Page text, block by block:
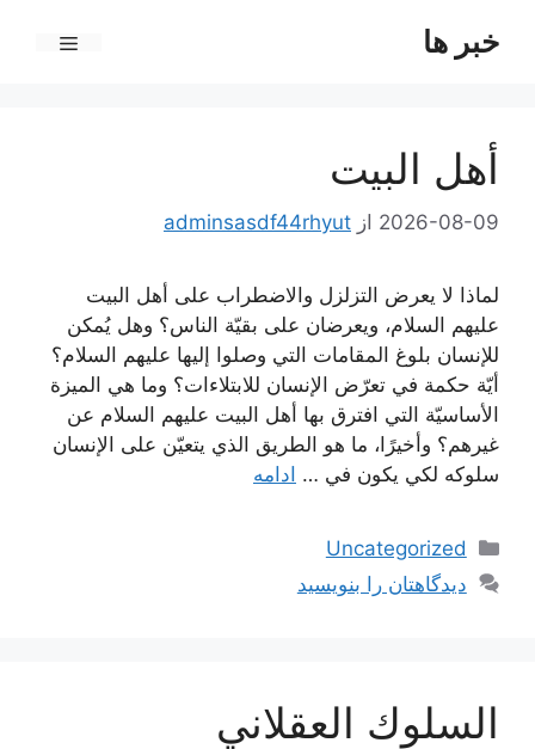
خبر ها
أهل البيت
2026-08-09 از adminsasdf44rhyut
لماذا لا يعرض التزلزل والاضطراب على أهل البيت
عليهم السلام، ويعرضان على بقيّة الناس؟ وهل يُمكن
للإنسان بلوغ المقامات التي وصلوا إليها عليهم السلام؟
أيّة حكمة في تعرّض الإنسان للابتلاءات؟ وما هي الميزة
الأساسيّة التي افترق بها أهل البيت عليهم السلام عن
غيرهم؟ وأخيرًا، ما هو الطريق الذي يتعيّن على الإنسان
سلوكه لكي يكون في … ادامه
دسته‌ها
Uncategorized
دیدگاهتان را بنویسید
السلوك العقلاني